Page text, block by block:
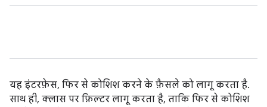
यह इंटरफ़ेस, फिर से कोशिश करने के फ़ैसले को लागू करता है.
साथ ही, क्लास पर फ़िल्टर लागू करता है, ताकि फिर से कोशिश